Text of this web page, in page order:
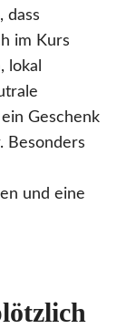
dass
im Kurs
lokal
Geschenk
Besonders
und eine